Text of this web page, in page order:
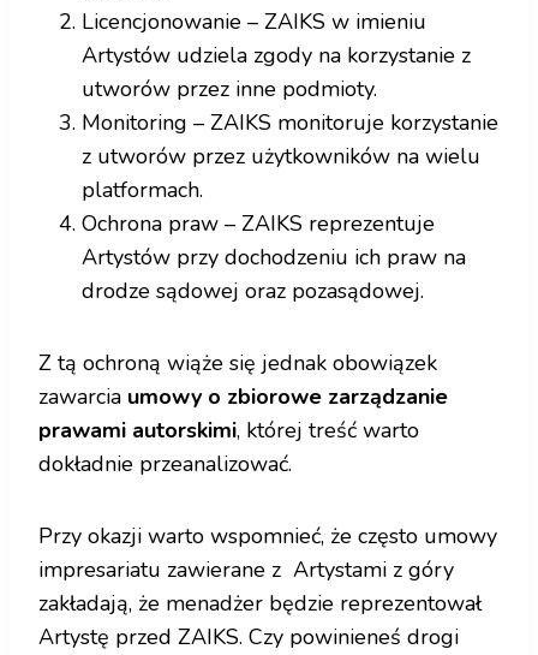
Licencjonowanie – ZAIKS w imieniu
Artystów udziela zgody na korzystanie z
utworów przez inne podmioty.
Monitoring – ZAIKS monitoruje korzystanie
z utworów przez użytkowników na wielu
platformach.
Ochrona praw – ZAIKS reprezentuje
Artystów przy dochodzeniu ich praw na
drodze sądowej oraz pozasądowej.
Z tą ochroną wiąże się jednak obowiązek
zawarcia umowy o zbiorowe zarządzanie
prawami autorskimi, której treść warto
dokładnie przeanalizować.
Przy okazji warto wspomnieć, że często umowy
impresariatu zawierane z Artystami z góry
zakładają, że menadżer będzie reprezentował
Artystę przed ZAIKS. Czy powinieneś drogi